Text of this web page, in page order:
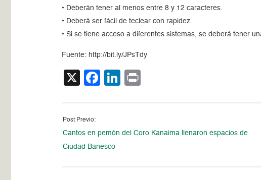
• Deberán tener al menos entre 8 y 12 caracteres.
• Deberá ser fácil de teclear con rapidez.
• Si se tiene acceso a diferentes sistemas, se deberá tener
Fuente: http://bit.ly/JPsTdy
X Facebook
LinkedIn
Post Previo:
Cantos en pemón del Coro Kanaima llenaron espacios de
Ciudad Banesco